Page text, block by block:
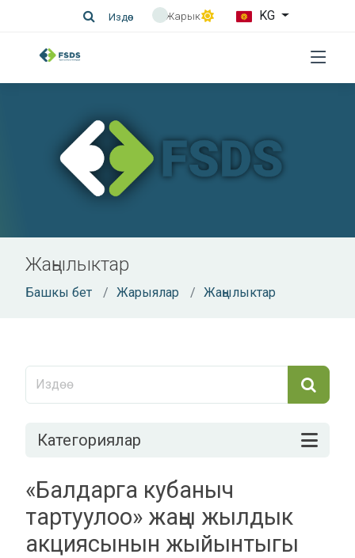
Издөө Жарык KG
Жаңылыктар
Башкы бет Жарыялар Жаңылыктар
Категориялар
«Балдарга кубаныч
тартуулоо» жаңы жылдык
акциясынын жыйынтыгы